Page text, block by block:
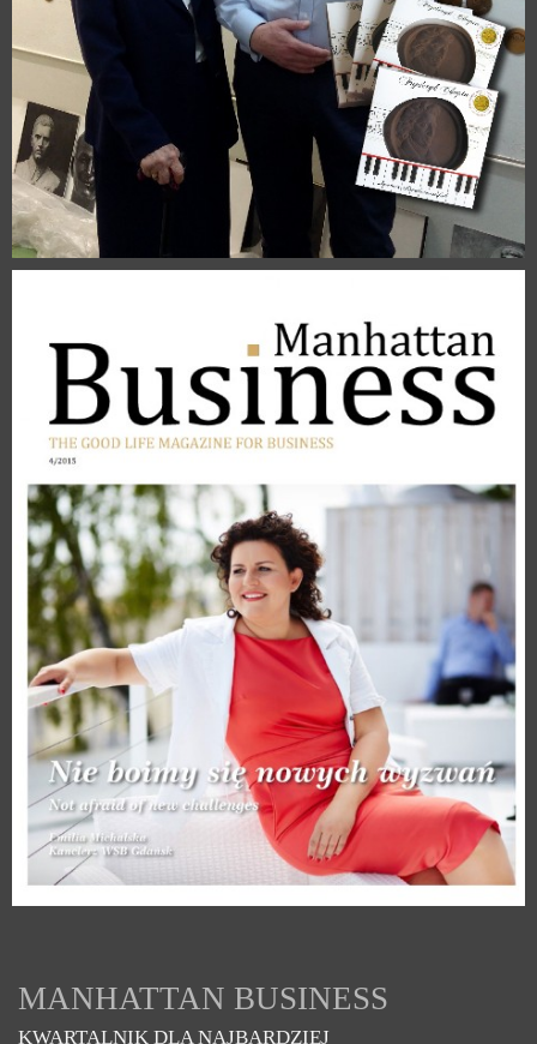
MANHATTAN BUSINESS
KWARTALNIK DLA NAJBARDZIEJ